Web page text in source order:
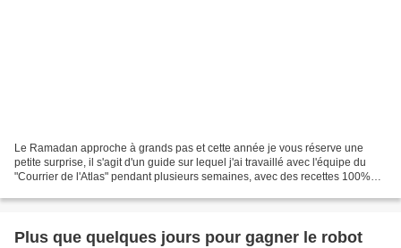
Le Ramadan approche à grands pas et cette année je vous réserve une
petite surprise, il s'agit d'un guide sur lequel j'ai travaillé avec l'équipe du
"Courrier de l'Atlas" pendant plusieurs semaines, avec des recettes 100%
Plus que quelques jours pour gagner le robot